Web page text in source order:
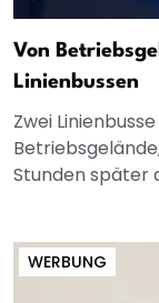
Von
Linienbussen
Zwei
Stunden später
WERBUNG